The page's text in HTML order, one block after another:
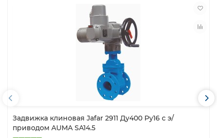
Задвижка клиновая Jafar 2911 Ду400 Ру16 с э/
приводом AUMA SA14.5